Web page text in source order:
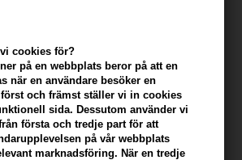
cookies för?
på en webbplats beror på att en
när en användare besöker en
och främst ställer vi in ​​cookies
sida. Dessutom använder vi
första och tredje part för att
på vår webbplats
marknadsföring. När en tredje
2-3 arbetsdagar
på köp av denna artikel -Visa mitt
499,00 SEK OCH FÅ FRI FRAKT